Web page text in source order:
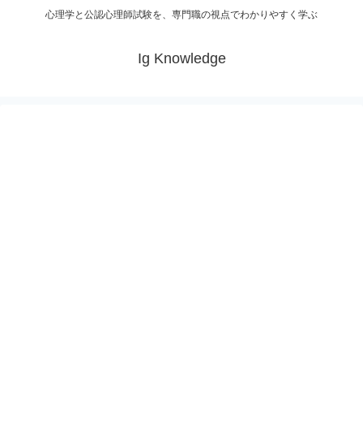
心理学と公認心理師試験を、専門職の視点でわかりやすく学ぶ
Ig Knowledge